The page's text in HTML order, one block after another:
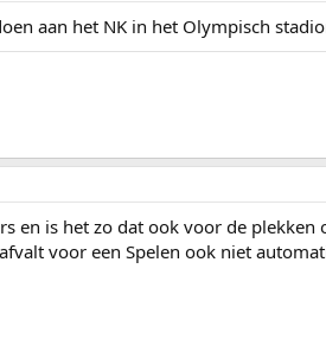
aan het NK in het Olympisch
is het zo dat ook voor de plekken
voor een Spelen ook niet